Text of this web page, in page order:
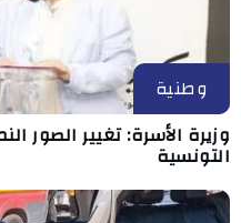
وطنية
وزيرة الأسرة: تغيير الصور
التونسية